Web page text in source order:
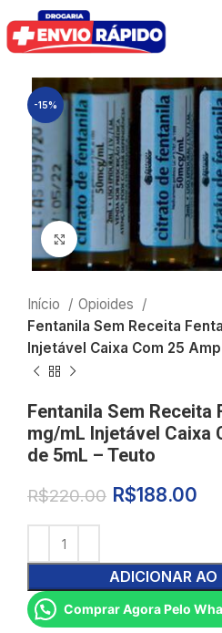
-15%
Click to enlarge
Início
Opioides
Fentanila Sem Receita
Injetável Caixa Com 25
Fentanila Sem Receita
mg/mL Injetável Caixa
de 5mL – Teuto
R$220.00 R$188.00
ADICIONAR AO
Comprar Agora Pelo